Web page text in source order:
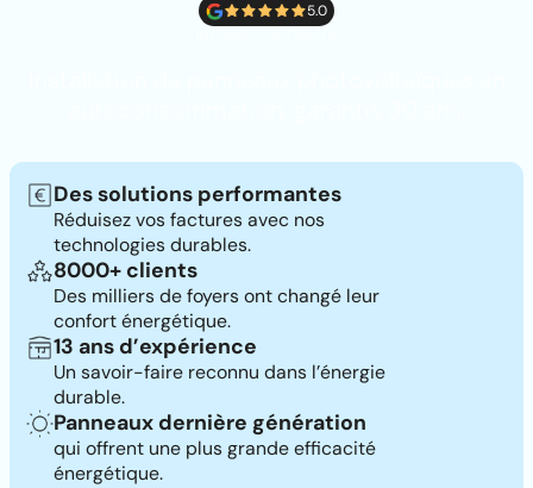
5.0
Des solutions performantes
Réduisez vos factures avec nos
technologies durables.
8000+ clients
Des milliers de foyers ont changé leur
confort énergétique.
13 ans d’expérience
Un savoir-faire reconnu dans l’énergie
durable.
Panneaux dernière génération
qui offrent une plus grande efficacité
énergétique.